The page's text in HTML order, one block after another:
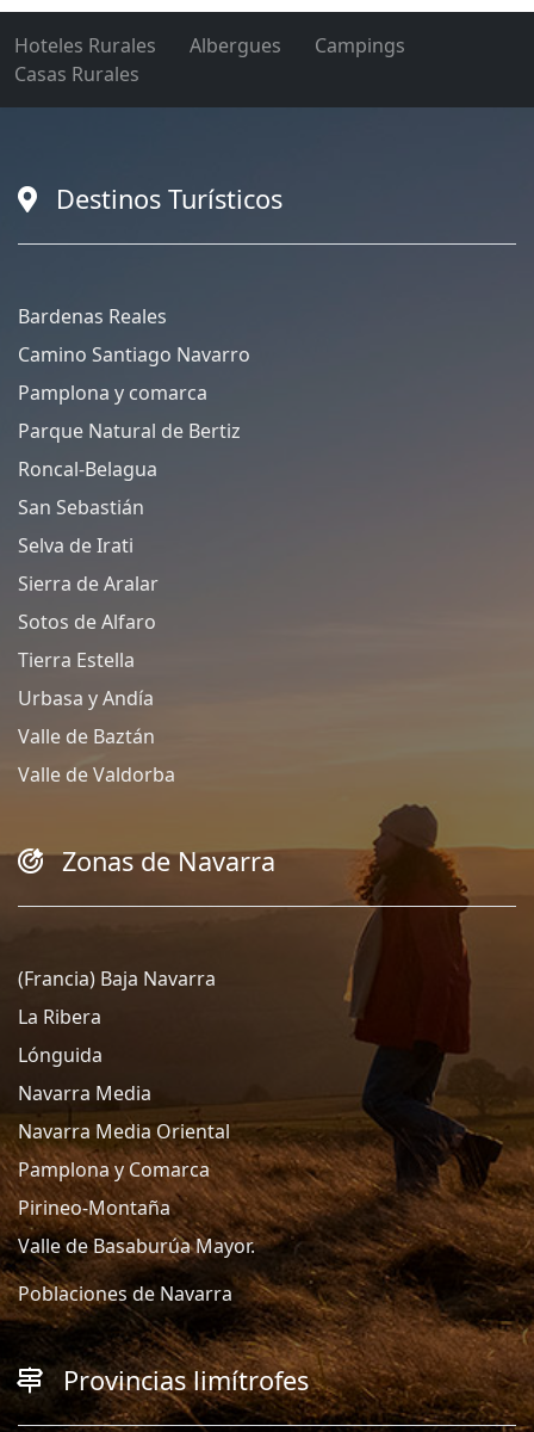
Hoteles Rurales Albergues
Campings
Casas Rurales
Destinos Turísticos
Bardenas Reales
Camino Santiago Navarro
Pamplona y comarca
Parque Natural de Bertiz
Roncal-Belagua
San Sebastián
Selva de Irati
Sierra de Aralar
Sotos de Alfaro
Tierra Estella
Urbasa y Andía
Valle de Baztán
Valle de Valdorba
Zonas de Navarra
(Francia) Baja Navarra
La Ribera
Lónguida
Navarra Media
Navarra Media Oriental
Pamplona y Comarca
Pirineo-Montaña
Valle de Basaburúa Mayor.
Poblaciones de Navarra
Provincias limítrofes